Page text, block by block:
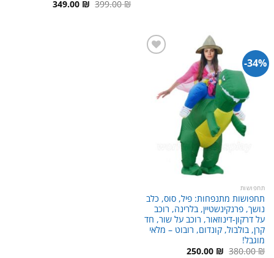
399.00₪ המחיר349.00 ₪ המחיר
34%-
תחפושות
תחפושות מתנפחות: פיל, סוס, כלב
נושך, פרנקינשטיין, בלרינה, רוכב
על דרקון-דינוזאור, רוכב על שור, חד
קרן, בולבול, קונדום, רובוט – מלאי
מוגבל!
380.00₪ המחיר250.00 ₪ המחיר